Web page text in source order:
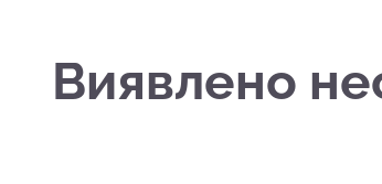
Виявлено